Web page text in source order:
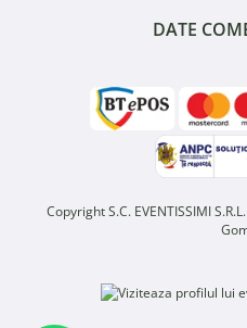
DATE
Copyright S.C. EVENTISSIMI